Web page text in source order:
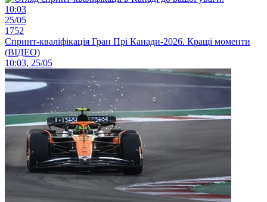
10:03
25/05
1752
Спринт-кваліфікація Гран Прі Канади-2026. Кращі моменти
(ВІДЕО)
10:03, 25/05